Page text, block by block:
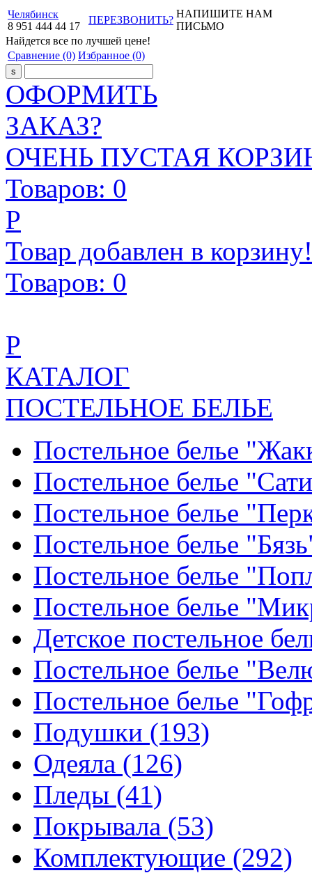
Челябинск
8 951 444 44 17
ПЕРЕЗВОНИТЬ?
НАПИШИТЕ НАМ
ПИСЬМО
Найдется все по лучшей цене!
Сравнение (0) Избранное (0)
ОФОРМИТЬ
ЗАКАЗ?
ОЧЕНЬ ПУСТАЯ
Товаров: 0
Р
Товар добавлен в корзину!
Товаров: 0
Р
КАТАЛОГ
ПОСТЕЛЬНОЕ БЕЛЬЕ
Постельное белье
Постельное белье
Постельное белье
Постельное белье
Постельное белье
Постельное белье
Детское постельное
Постельное белье
Постельное белье
Подушки (193)
Одеяла (126)
Пледы (41)
Покрывала (53)
Комплектующие (292)